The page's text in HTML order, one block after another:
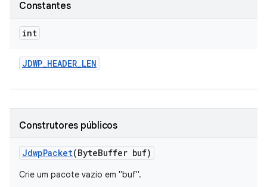
Constantes
int
JDWP_HEADER_LEN
Construtores públicos
JdwpPacket(ByteBuffer buf)
Crie um pacote vazio em "buf".